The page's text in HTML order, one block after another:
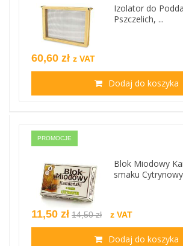
Izolator do
Pszczelich, ...
60,60 zł z VAT
Dodaj do koszyka
PROMOCJE
Blok Miodowy
smaku
11,50 zł 14,50 zł z VAT
Dodaj do koszyka